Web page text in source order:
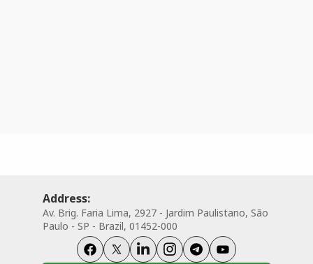
Address:
Av. Brig. Faria Lima, 2927 - Jardim Paulistano, São
Paulo - SP - Brazil, 01452-000